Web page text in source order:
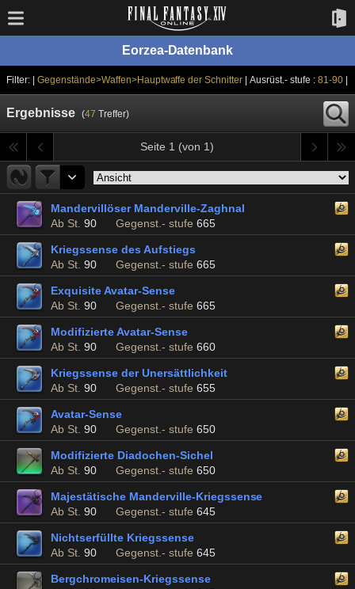
Eorzea-Datenbank
Filter: | Gegenstände>Waffen>Hauptwaffe der Schnitter | Ausrüst.- stufe : 81-90|
Ergebnisse (47 Treffer)
Seite 1 (von 1)
Mandervillöser Manderville-Zaghnal
Ab St. 90 Gegenst.- stufe 665
Kriegssense des Aufstiegs
Ab St. 90 Gegenst.- stufe 665
Exquisite Avatar-Sense
Ab St. 90 Gegenst.- stufe 665
Modifizierte Avatar-Sense
Ab St. 90 Gegenst.- stufe 660
Kriegssense der Unersättlichkeit
Ab St. 90 Gegenst.- stufe 655
Avatar-Sense
Ab St. 90 Gegenst.- stufe 650
Modifizierte Diadochen-Sichel
Ab St. 90 Gegenst.- stufe 650
Majestätische Manderville-Kriegssense
Ab St. 90 Gegenst.- stufe 645
Nichtserfüllte Kriegssense
Ab St. 90 Gegenst.- stufe 645
Bergchromeisen-Kriegssense